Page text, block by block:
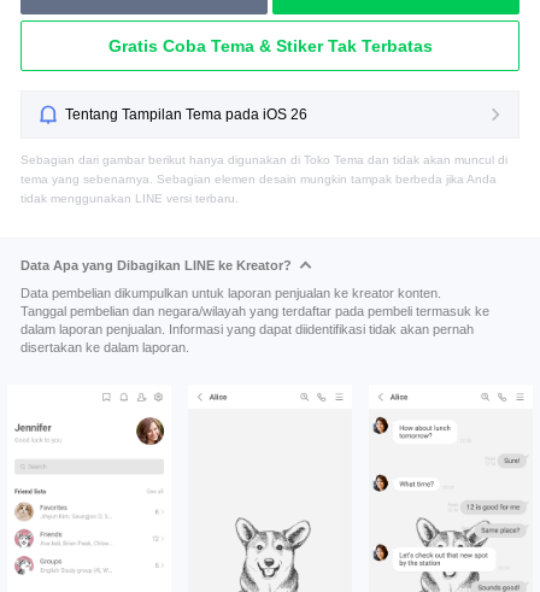
Gratis Coba Tema & Stiker Tak Terbatas
Tentang Tampilan Tema pada iOS 26
Sebagian dari gambar berikut hanya digunakan di Toko Tema dan tidak akan muncul di
tema yang sebenarnya. Sebagian elemen desain mungkin tampak berbeda jika Anda
tidak menggunakan LINE versi terbaru.
Data Apa yang Dibagikan LINE ke Kreator?
Data pembelian dikumpulkan untuk laporan penjualan ke kreator konten.
Tanggal pembelian dan negara/wilayah yang terdaftar pada pembeli termasuk ke
dalam laporan penjualan. Informasi yang dapat diidentifikasi tidak akan pernah
disertakan ke dalam laporan.